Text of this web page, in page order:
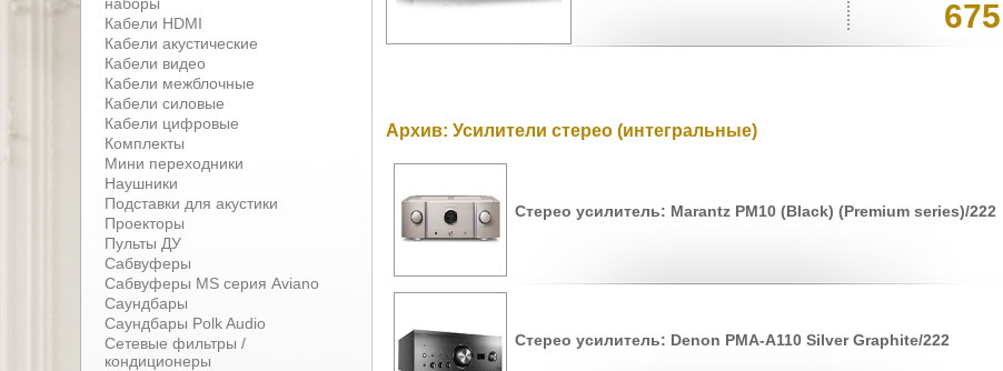
Кабели HDMI
Кабели акустические
Кабели видео
Кабели межблочные
Кабели силовые
Кабели цифровые
Комплекты
Мини переходники
Наушники
Подставки для акустики
Проекторы
Пульты ДУ
Сабвуферы
Сабвуферы MS серия Aviano
Саундбары
Саундбары Polk Audio
Сетевые фильтры /
кондиционеры
675
Архив: Усилители стерео (интегральные)
Стерео усилитель: Marantz PM10 (Black) (Premium series)/222
Стерео усилитель: Denon PMA-A110 Silver Graphite/222